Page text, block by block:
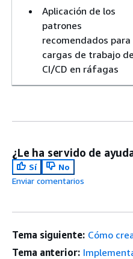
Aplicación de los
patrones
recomendados para
cargas de trabajo de
CI/CD en ráfagas
¿Le ha servido de
Sí
No
Enviar comentarios
Tema siguiente: Cómo
Tema anterior: